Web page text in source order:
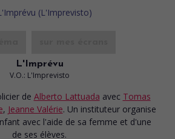
L'Imprévu
V.O.: L'Imprevisto
de Alberto Lattuada avec Tomas
, Jeanne Valérie. Un instituteur organise
avec l'aide de sa femme et d'une
de ses élèves.